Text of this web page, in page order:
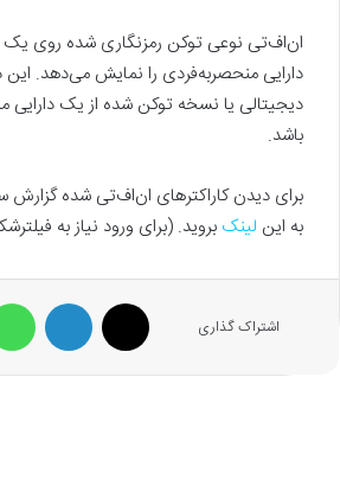
ان‌اف‌تی نوعی توکن رمزنگاری شده روی
دارایی منحصربه‌فردی را نمایش می‌دهد.
دیجیتالی یا نسخه توکن شده از یک دارایی
باشد.
برای دیدن کاراکترهای ان‌اف‌تی شده گزارش
به این لینک بروید. (برای ورود نیاز به
اشتراک گذاری